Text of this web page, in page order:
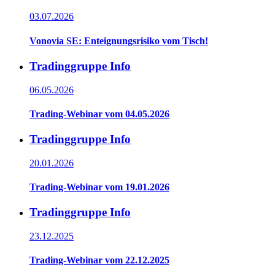
03.07.2026
Vonovia SE: Enteignungsrisiko vom Tisch!
Tradinggruppe Info
06.05.2026
Trading-Webinar vom 04.05.2026
Tradinggruppe Info
20.01.2026
Trading-Webinar vom 19.01.2026
Tradinggruppe Info
23.12.2025
Trading-Webinar vom 22.12.2025